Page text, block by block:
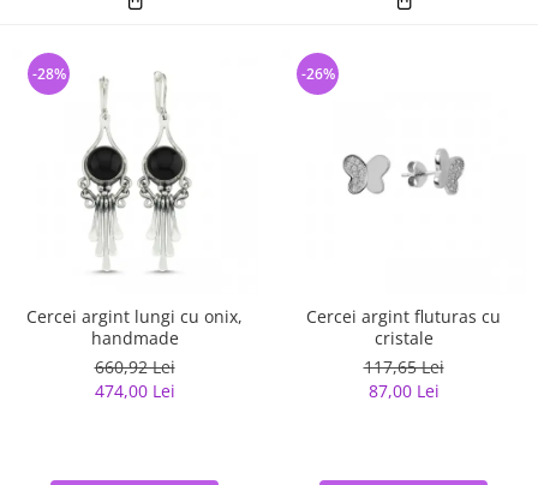
Cercei argint lungi cu onix,
handmade
660,92 Lei
474,00 Lei
-28%
Cercei argint fluturas cu
cristale
117,65 Lei
87,00 Lei
-26%